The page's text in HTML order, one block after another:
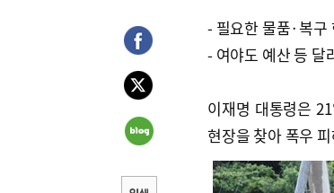
- 필요한 물품·복구
- 여야도 예산 등 달
이재명 대통령은
현장을 찾아 폭우